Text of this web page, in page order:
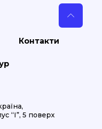
Контакти
“І”, 5 поверх